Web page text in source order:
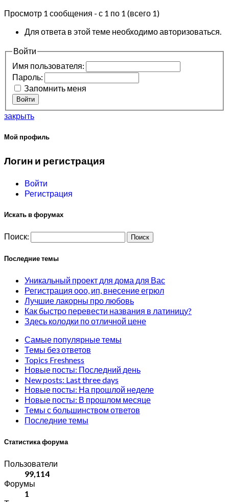
Просмотр 1 сообщения - с 1 по 1 (всего 1)
Для ответа в этой теме необходимо авторизоваться.
Войти
Имя пользователя:
Пароль:
Запомнить меня
Войти
закрыть
Мой профиль
Логин и регистрация
Войти
Регистрация
Искать в форумах
Поиск:
Последние темы
Уникальный проект для дома для Вас
Регистрация ооо, ип, внесение егрюл
Лучшие лакорны про любовь
Как быстро перевести названия в латиницу?
Здесь колодки по отличной цене
Самые популярные темы
Темы без ответов
Topics Freshness
Новые посты: Последний день
New posts: Last three days
Новые посты: На прошлой неделе
Новые посты: В прошлом месяце
Темы с большинством ответов
Последние темы
Статистика форума
Пользователи
99,114
Форумы
1